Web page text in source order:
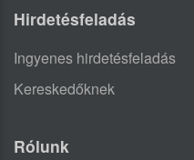
Hirdetésfeladás
Ingyenes hirdetésfeladás
Kereskedőknek
Rólunk